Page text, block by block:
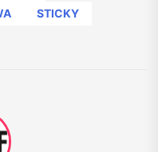
STICKY